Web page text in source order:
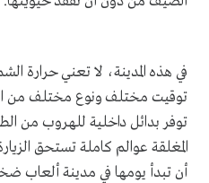
في هذه المدينة، لا تعني حرارة
توقيت مختلف ونوع مختلف من
توفر بدائل داخلية للهروب من
المغلقة عوالم كاملة تستحق
أن تبدأ يومها في مدينة ألعاب